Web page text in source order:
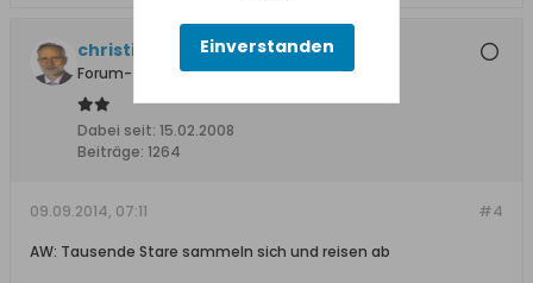
christian65201
Forum-Teilnehmer
Dabei seit: 15.02.2008
Beiträge: 1264
#4
09.09.2014, 07:11
AW: Tausende Stare sammeln sich und reisen ab
Einverstanden